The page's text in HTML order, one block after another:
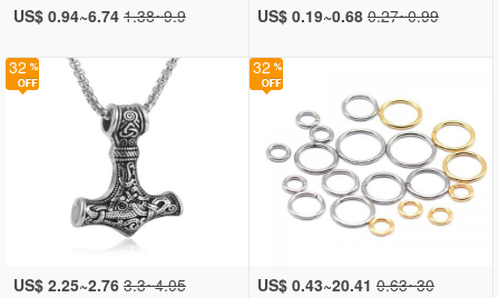
US$ 0.94~6.74 1.38~9.9 US$ 0.19~0.68 0.27~0.99
32
US$ 2.25~2.76 3.3~4.05
32
US$ 0.43~20.41 0.63~30